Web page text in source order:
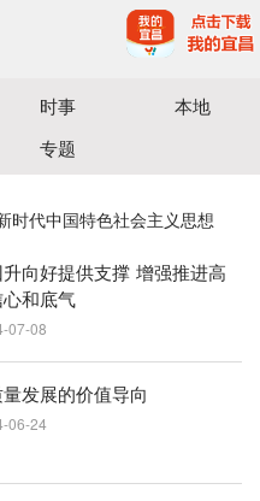
时事
本地
专题
时代中国特色社会主义思想
向好提供支撑 增强推进高
和底气
07-08
发展的价值导向
06-24